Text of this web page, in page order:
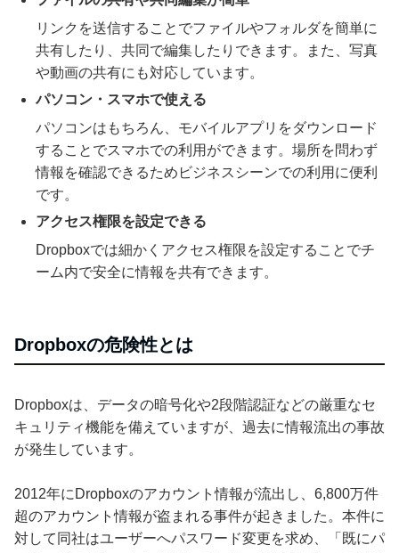
リンクを送信することでファイルやフォルダを簡単に
共有したり、共同で編集したりできます。また、写真
や動画の共有にも対応しています。
パソコン・スマホで使える
パソコンはもちろん、モバイルアプリをダウンロード
することでスマホでの利用ができます。場所を問わず
情報を確認できるためビジネスシーンでの利用に便利
です。
アクセス権限を設定できる
Dropboxでは細かくアクセス権限を設定することでチ
ーム内で安全に情報を共有できます。
Dropboxの危険性とは
Dropboxは、データの暗号化や2段階認証などの厳重なセ
キュリティ機能を備えていますが、過去に情報流出の事故
が発生しています。
2012年にDropboxのアカウント情報が流出し、6,800万件
超のアカウント情報が盗まれる事件が起きました。本件に
対して同社はユーザーへパスワード変更を求め、「既にパ